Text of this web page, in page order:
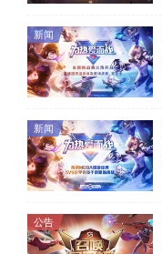
新闻
新闻
公告